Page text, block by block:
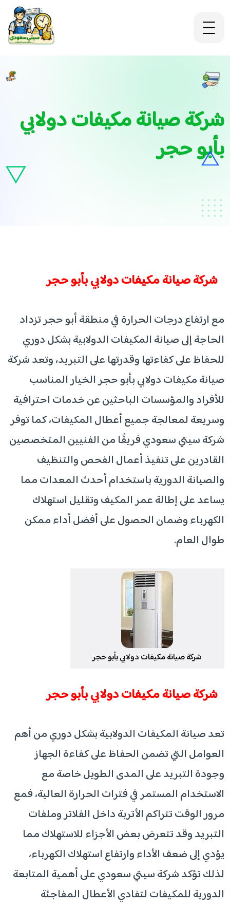
شركة صيانة مكيفات دولابي
بأبو حجر
شركة صيانة مكيفات دولابي بأبو حجر
مع ارتفاع درجات الحرارة في منطقة أبو حجر تزداد
الحاجة إلى صيانة المكيفات الدولابية بشكل دوري
للحفاظ على كفاءتها وقدرتها على التبريد، وتعد شركة
صيانة مكيفات دولابي بأبو حجر الخيار المناسب
للأفراد والمؤسسات الباحثين عن خدمات احترافية
وسريعة لمعالجة جميع أعطال المكيفات، كما توفر
شركة سيتي سعودي فريقًا من الفنيين المتخصصين
القادرين على تنفيذ أعمال الفحص والتنظيف
والصيانة الدورية باستخدام أحدث المعدات مما
يساعد على إطالة عمر المكيف وتقليل استهلاك
الكهرباء وضمان الحصول على أفضل أداء ممكن
طوال العام.
شركة صيانة مكيفات دولابي بأبو حجر
شركة صيانة مكيفات دولابي بأبو حجر
تعد صيانة المكيفات الدولابية بشكل دوري من أهم
العوامل التي تضمن الحفاظ على كفاءة الجهاز
وجودة التبريد على المدى الطويل خاصة مع
الاستخدام المستمر في فترات الحرارة العالية، فمع
مرور الوقت تتراكم الأتربة داخل الفلاتر وملفات
التبريد وقد تتعرض بعض الأجزاء للاستهلاك مما
يؤدي إلى ضعف الأداء وارتفاع استهلاك الكهرباء،
لذلك تؤكد شركة سيتي سعودي على أهمية المتابعة
الدورية للمكيفات لتفادي الأعطال المفاجئة